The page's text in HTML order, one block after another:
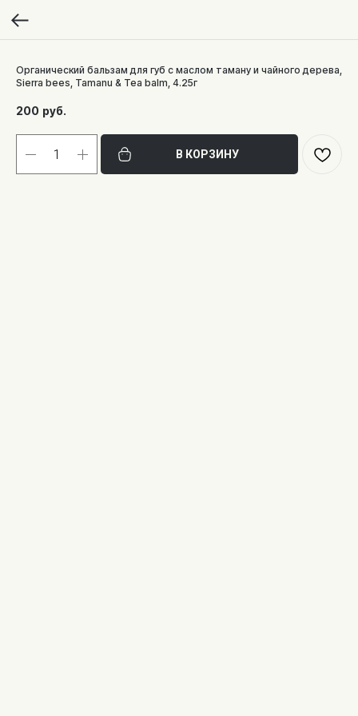
Органический бальзам для губ с маслом таману и чайного дерева,
Sierra bees, Tamanu & Tea balm, 4.25г
200 руб.
В КОРЗИНУ